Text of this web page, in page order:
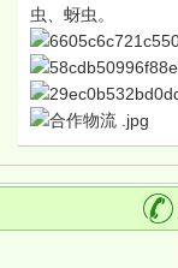
虫、蚜虫。